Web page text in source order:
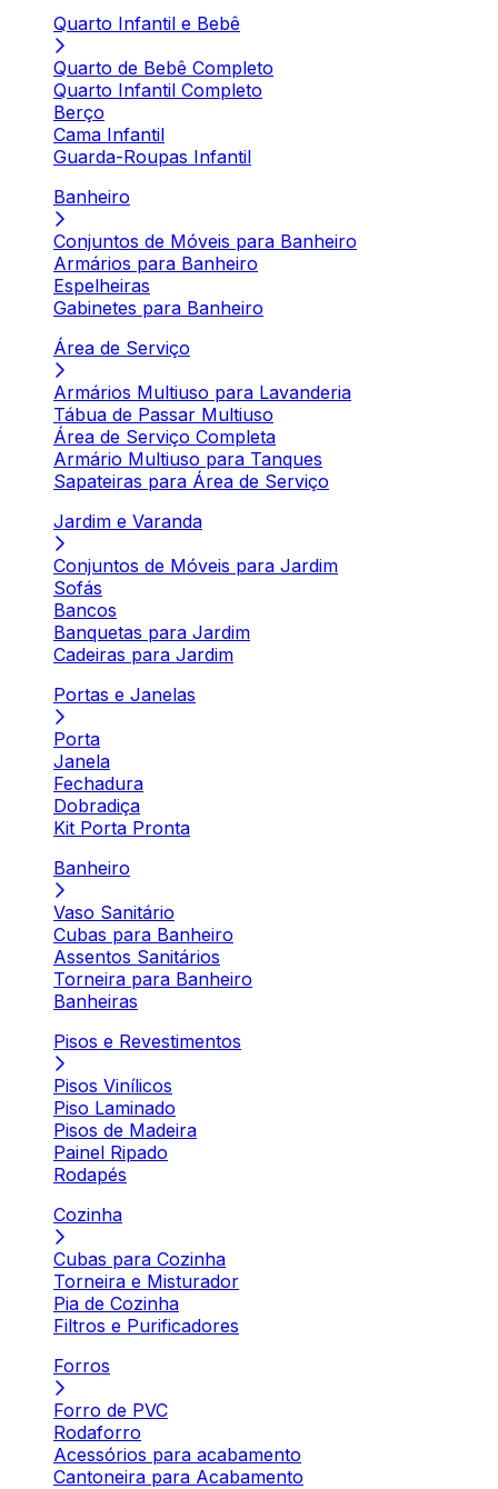
Quarto Infantil e Bebê
Quarto de Bebê Completo
Quarto Infantil Completo
Berço
Cama Infantil
Guarda-Roupas Infantil
Banheiro
Conjuntos de Móveis para Banheiro
Armários para Banheiro
Espelheiras
Gabinetes para Banheiro
Área de Serviço
Armários Multiuso para Lavanderia
Tábua de Passar Multiuso
Área de Serviço Completa
Armário Multiuso para Tanques
Sapateiras para Área de Serviço
Jardim e Varanda
Conjuntos de Móveis para Jardim
Sofás
Bancos
Banquetas para Jardim
Cadeiras para Jardim
Portas e Janelas
Porta
Janela
Fechadura
Dobradiça
Kit Porta Pronta
Banheiro
Vaso Sanitário
Cubas para Banheiro
Assentos Sanitários
Torneira para Banheiro
Banheiras
Pisos e Revestimentos
Pisos Vinílicos
Piso Laminado
Pisos de Madeira
Painel Ripado
Rodapés
Cozinha
Cubas para Cozinha
Torneira e Misturador
Pia de Cozinha
Filtros e Purificadores
Forros
Forro de PVC
Rodaforro
Acessórios para acabamento
Cantoneira para Acabamento